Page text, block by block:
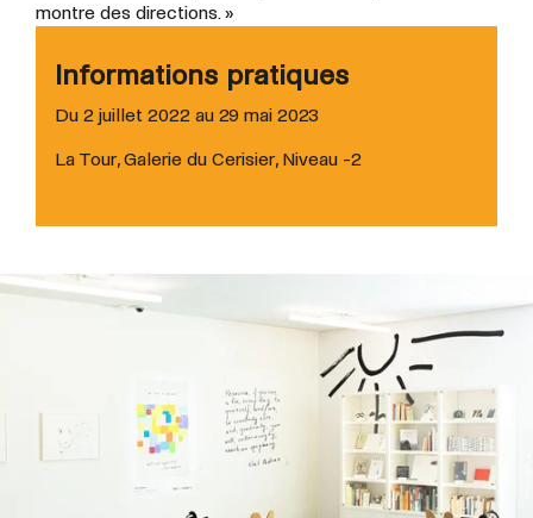
montre des directions. »
Informations pratiques
Du 2 juillet 2022 au 29 mai 2023
La Tour, Galerie du Cerisier, Niveau -2